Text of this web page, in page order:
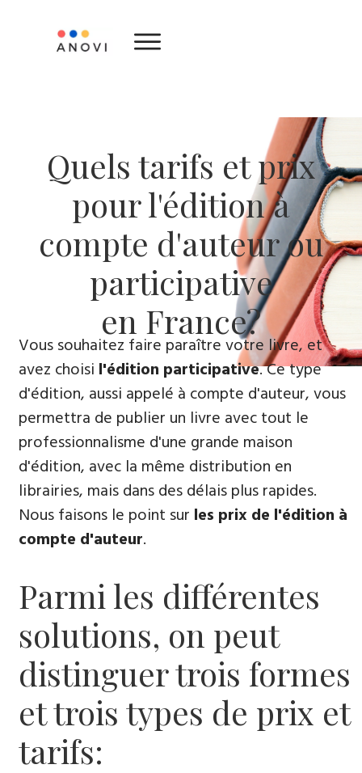
Quels tarifs et prix
pour l'édition à
compte d'auteur ou
participative
en France?
Vous souhaitez faire paraître votre livre, et
avez choisi l'édition participative. Ce type
d'édition, aussi appelé à compte d'auteur, vous
permettra de publier un livre avec tout le
professionnalisme d'une grande maison
d'édition, avec la même distribution en
librairies, mais dans des délais plus rapides.
Nous faisons le point sur les prix de l'édition à
compte d'auteur.
Parmi les différentes
solutions, on peut
distinguer trois formes
et trois types de prix et
tarifs: